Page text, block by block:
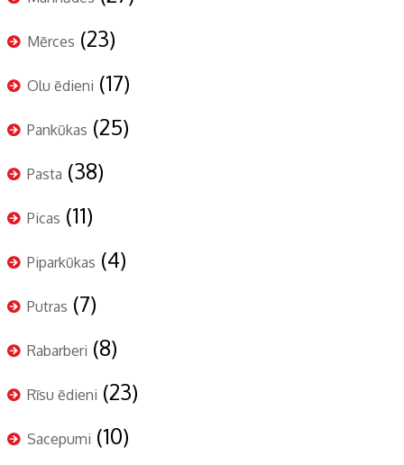
Mērces (23)
Olu ēdieni (17)
Pankūkas (25)
Pasta (38)
Picas (11)
Piparkūkas (4)
Putras (7)
Rabarberi (8)
Rīsu ēdieni (23)
Sacepumi (10)